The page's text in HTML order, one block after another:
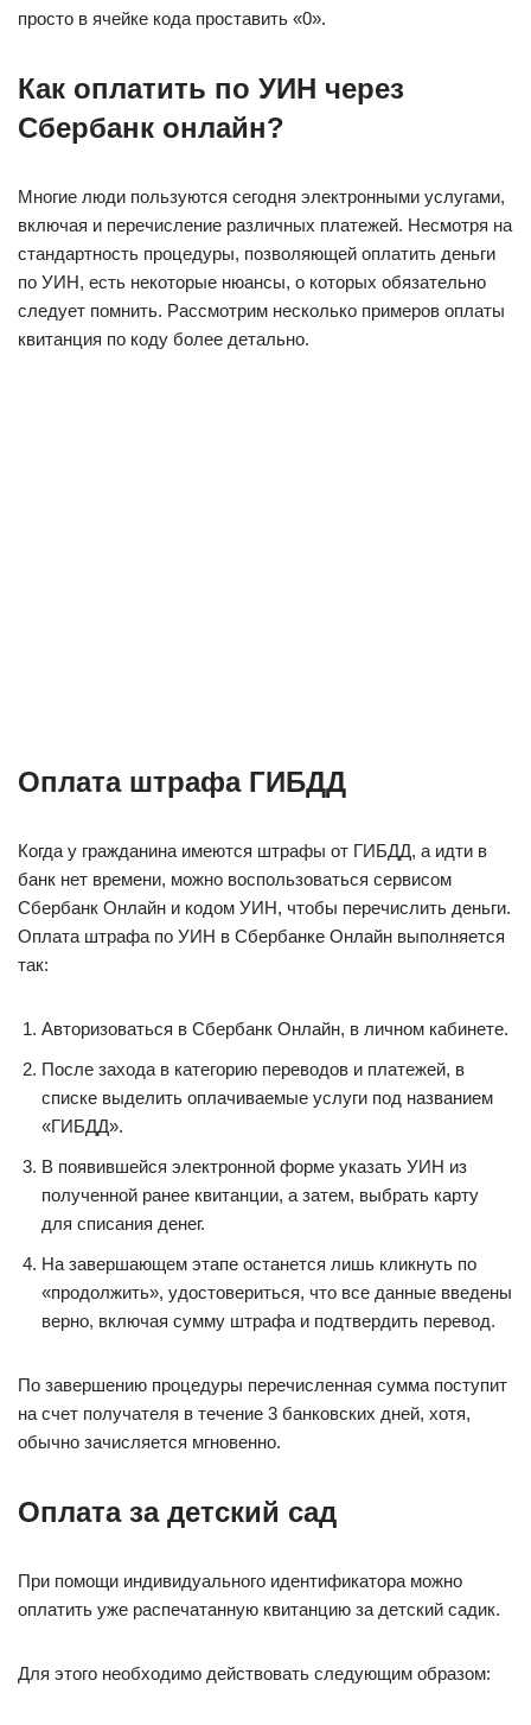
просто в ячейке кода проставить «0».
Как оплатить по УИН через
Сбербанк онлайн?
Многие люди пользуются сегодня электронными услугами,
включая и перечисление различных платежей. Несмотря на
стандартность процедуры, позволяющей оплатить деньги
по УИН, есть некоторые нюансы, о которых обязательно
следует помнить. Рассмотрим несколько примеров оплаты
квитанция по коду более детально.
Оплата штрафа ГИБДД
Когда у гражданина имеются штрафы от ГИБДД, а идти в
банк нет времени, можно воспользоваться сервисом
Сбербанк Онлайн и кодом УИН, чтобы перечислить деньги.
Оплата штрафа по УИН в Сбербанке Онлайн выполняется
так:
Авторизоваться в Сбербанк Онлайн, в личном кабинете.
После захода в категорию переводов и платежей, в
списке выделить оплачиваемые услуги под названием
«ГИБДД».
В появившейся электронной форме указать УИН из
полученной ранее квитанции, а затем, выбрать карту
для списания денег.
На завершающем этапе останется лишь кликнуть по
«продолжить», удостовериться, что все данные введены
верно, включая сумму штрафа и подтвердить перевод.
По завершению процедуры перечисленная сумма поступит
на счет получателя в течение 3 банковских дней, хотя,
обычно зачисляется мгновенно.
Оплата за детский сад
При помощи индивидуального идентификатора можно
оплатить уже распечатанную квитанцию за детский садик.
Для этого необходимо действовать следующим образом: